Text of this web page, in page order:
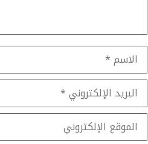
الاسم
البريد
الإلكتروني
الموقع
الإلكتروني